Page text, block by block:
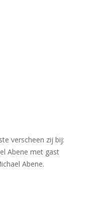
verscheen zij bij:
Abene met gast
Abene.